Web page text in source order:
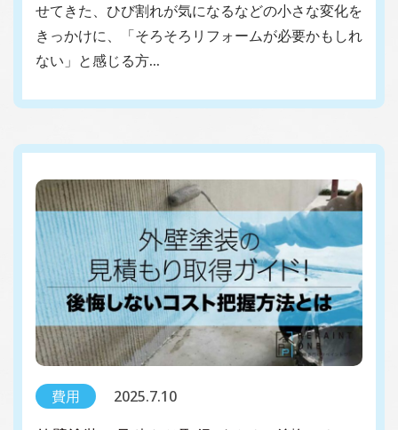
せてきた、ひび割れが気になるなどの小さな変化を
きっかけに、「そろそろリフォームが必要かもしれ
ない」と感じる方…
費用 2025.7.10